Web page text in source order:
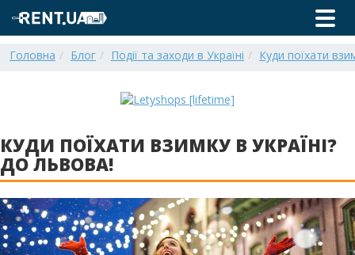
Головна Блог Події та заходи в Україні Куди поїхати
КУДИ ПОЇХАТИ ВЗИМКУ В УКРАЇНІ?
ДО ЛЬВОВА!